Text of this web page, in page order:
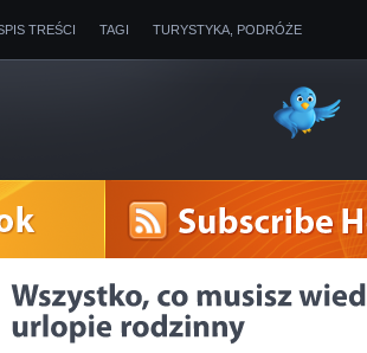
TREŚCI TAGI TURYSTYKA, PODRÓŻE